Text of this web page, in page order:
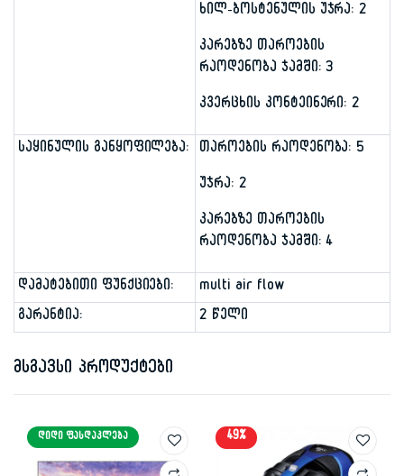
ხილ-ბოსტენულის უჯრა: 2
კარებზე თაროების
რაოდენობა ჯამში: 3
კვერცხის კონტეინერი: 2
საყინულის განყოფილება: თაროების რაოდენობა: 5
უჯრა: 2
კარებზე თაროების
რაოდენობა ჯამში: 4
დამატებითი ფუნქციები:
multi air flow
გარანტია:
2 წელი
მსგავსი პროდუქტები
ᲓᲘᲓᲘ ᲤᲐᲡᲓᲐᲙᲚᲔᲑᲐ 49%